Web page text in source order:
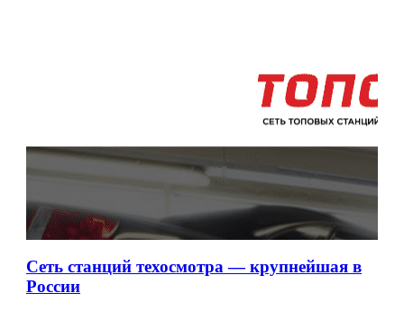
Сеть станций техосмотра — крупнейшая в
России